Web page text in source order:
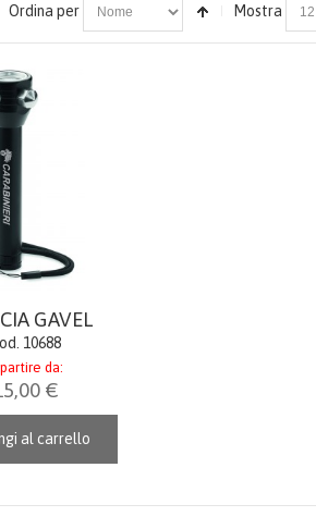
Ordina per Mostra
GAVEL
10688
da:
€
al carrello